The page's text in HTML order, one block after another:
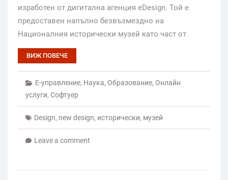
изработен от дигитална агенция eDesign. Той е
предоставен напълно безвъзмездно на
Националния исторически музей като част от
ВИЖ ПОВЕЧЕ
Е-управление, Наука, Образование, Онлайн
услуги, Софтуер
Design, new design, исторически, музей
Leave a comment